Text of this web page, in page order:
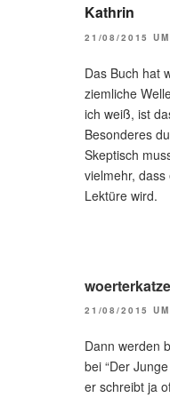
Kathrin
21/08/2015
Das Buch hat
ziemliche
ich weiß, ist
Besonderes
Skeptisch
vielmehr,
Lektüre wird.
woerterkatze
21/08/2015
Dann werden
bei “Der
er schreibt ja